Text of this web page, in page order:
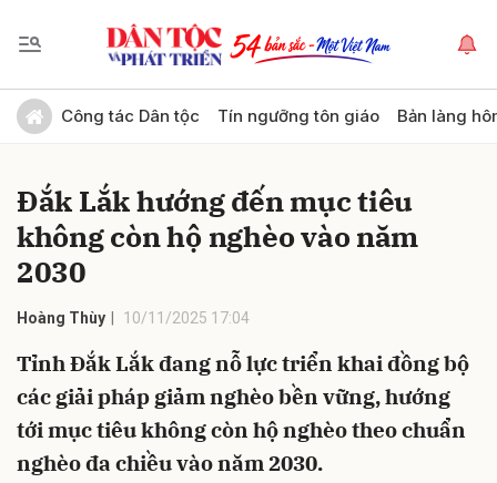
Công tác Dân tộc Tín ngưỡng tôn giáo Bản làng
Đắk Lắk hướng đến mục tiêu
không còn hộ nghèo vào năm
2030
Hoàng Thùy 10/11/2025 17:04
Tỉnh Đắk Lắk đang nỗ lực triển khai đồng bộ
các giải pháp giảm nghèo bền vững, hướng
tới mục tiêu không còn hộ nghèo theo chuẩn
nghèo đa chiều vào năm 2030.
Gửi bình luận